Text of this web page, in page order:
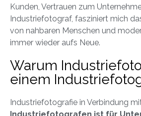
Kunden, Vertrauen zum
Industriefotograf, fasziniert mich
von nahbaren Menschen und
immer wieder aufs Neue.
Warum
einem
Industriefotografie in Verbindung
Industriefotografen ist für